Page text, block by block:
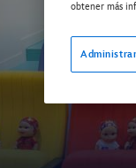
obtener más